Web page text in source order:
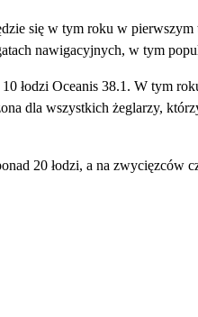
się w tym roku w
nawigacyjnych, w tym
łodzi Oceanis 38.1. W tym
dla wszystkich żeglarzy,
20 łodzi, a na zwycięzców